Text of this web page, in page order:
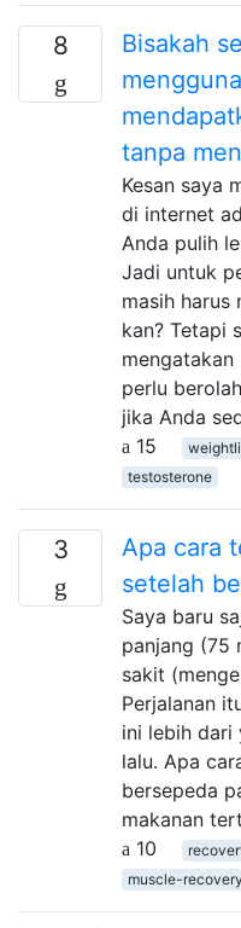
8
Bisakah
tanpa
Kesan saya
di internet
Anda pulih
Jadi untuk
masih harus
kan? Tetapi
perlu
jika Anda
15
testosterone
3
Apa cara
setelah
Saya baru
panjang (75
sakit
Perjalanan
ini lebih dari
lalu. Apa
bersepeda
makanan
10
muscle-recovery